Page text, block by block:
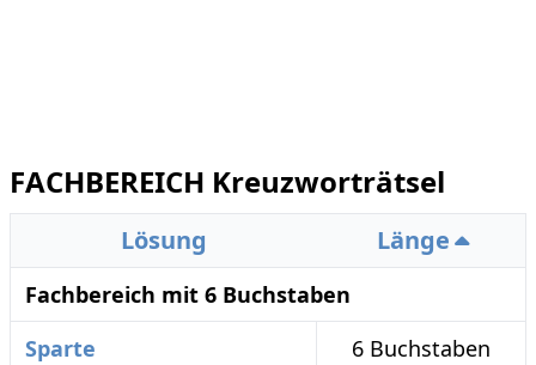
FACHBEREICH Kreuzworträtsel
Lösung Länge
Fachbereich mit 6 Buchstaben
Sparte
6 Buchstaben